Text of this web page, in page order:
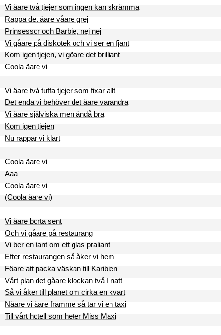
Vi äare två tjejer som ingen kan skrämma
Rappa det äare våare grej
Prinsessor och Barbie, nej nej
Vi gåare på diskotek och vi ser en fjant
Kom igen tjejen, vi göare det brilliant
Coola äare vi
Vi äare två tuffa tjejer som fixar allt
Det enda vi behöver det äare varandra
Vi äare själviska men ändå bra
Kom igen tjejen
Nu rappar vi klart
Coola äare vi
Aaa
Coola äare vi
(Coola äare vi)
Vi äare borta sent
Och vi gåare på restaurang
Vi ber en tant om ett glas praliant
Efter restaurangen så åker vi hem
Föare att packa väskan till Karibien
Vårt plan det gåare klockan två I natt
Så vi åker till planet om cirka en kvart
Näare vi äare framme så tar vi en taxi
Till vårt hotell som heter Miss Maxi